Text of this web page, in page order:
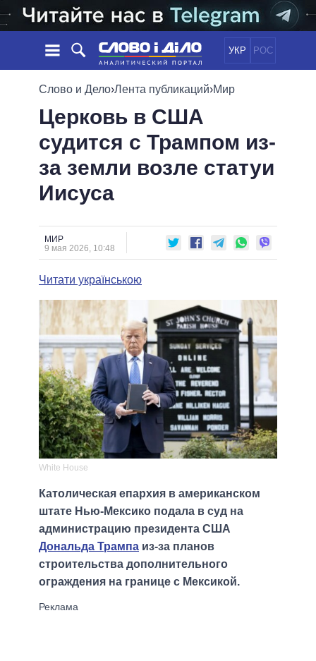
УКР РОС
НОВОСТИ
ЛЕНТА
СОБЫТИЯ
СТАТЬИ
ОБЗОРЫ
ДАЙДЖЕСТЫ
ПОЛИТИКА
ЭКОНОМИКА
ОБЩЕСТВО
ОБЕЩАНИЯ
ПОЛИТИКИ
ВСЕ ПОЛИТИКИ
ПРЕЗИДЕНТ И ОФИС
ВЕРХОВНАЯ РАДА
КАБИНЕТ МИНИСТРОВ
МЭРЫ
ВСЕ ПЕРСОНЫ
ПОДДЕРЖАТЬ
СРАВНЕНИЕ ПОЛИТИКОВ
Слово и Дело›Лента публикаций›Мир
Церковь в США
судится с Трампом из-
за земли возле статуи
Иисуса
МИР
9 мая 2026, 10:48
Читати українською
White House
Католическая епархия в американском
штате Нью-Мексико подала в суд на
администрацию президента США
Дональда Трампа из-за планов
строительства дополнительного
ограждения на границе с Мексикой.